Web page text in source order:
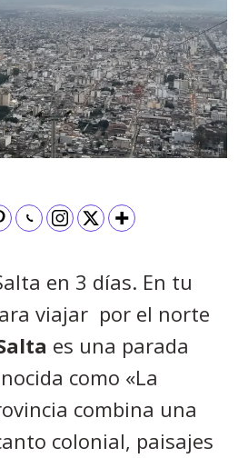
en 3 días. En tu
viajar por el norte
es una parada
como «La
combina una
colonial, paisajes